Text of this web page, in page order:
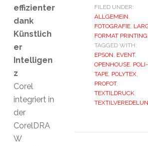
FILED UNDER:
ALLGEMEIN,
FOTOGRAFIE,
FORMAT PRINTING
TAGGED WITH:
EPSON, EVENT,
OPENHOUSE, POLI-
TAPE, POLYTEX,
PROFOT,
TEXTILDRUCK,
effizienter
dank
Künstlich
er
Intelligen
z
Corel
integriert in
der
CorelDRA
W